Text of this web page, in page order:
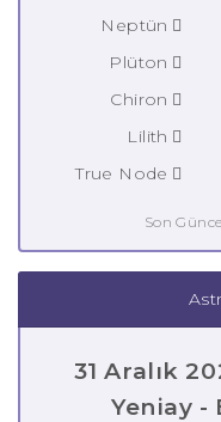
Neptün
Plüton
Chiron
Lilith
True Node
Son
31 Aralık
Yeniay